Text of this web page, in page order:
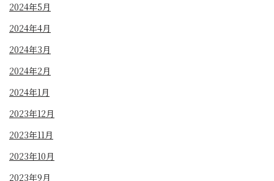
2024年5月
2024年4月
2024年3月
2024年2月
2024年1月
2023年12月
2023年11月
2023年10月
2023年9月